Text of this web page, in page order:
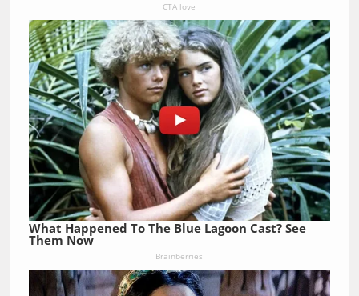
CTA love
What Happened To The Blue Lagoon Cast? See
Them Now
Brainberries